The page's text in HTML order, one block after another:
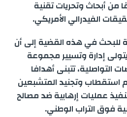
من أبحاث وتحريات تقنية
الفيدرالي الأمريكي.
للبحث في هذه القضية إلى أن
إدارة وتسيير مجموعة
تتبنى أهدافا
استقطاب وتجنيد المتشبعين
عمليات إرهابية ضد مصالح
فوق التراب الوطني.